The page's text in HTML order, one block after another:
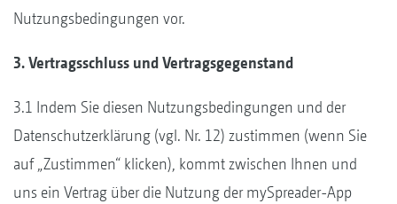
Nutzungsbedingungen vor.
3. Vertragsschluss und Vertragsgegenstand
3.1 Indem Sie diesen Nutzungsbedingungen und der
Datenschutzerklärung (vgl. Nr. 12) zustimmen (wenn Sie
auf „Zustimmen“ klicken), kommt zwischen Ihnen und
uns ein Vertrag über die Nutzung der mySpreader-App